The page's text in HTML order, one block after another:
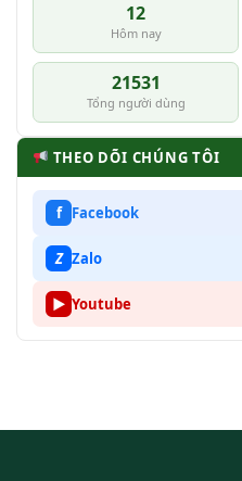
12
Hôm nay
21531
Tổng người dùng
THEO DÕI CHÚNG TÔI
f Facebook
Z Zalo
▶ Youtube